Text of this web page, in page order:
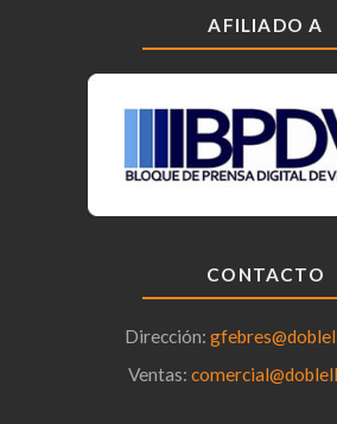
AFILIADO A
CONTACTO
Dirección:
Ventas: